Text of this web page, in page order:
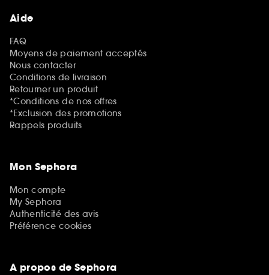
Aide
FAQ
Moyens de paiement acceptés
Nous contacter
Conditions de livraison
Retourner un produit
*Conditions de nos offres
*Exclusion des promotions
Rappels produits
Mon Sephora
Mon compte
My Sephora
Authenticité des avis
Préférence cookies
A propos de Sephora